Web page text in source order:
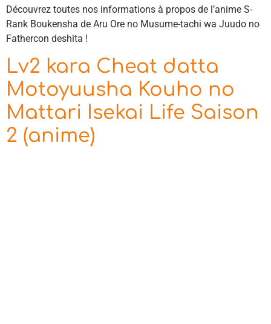
Découvrez toutes nos informations à propos de l’anime S-
Rank Boukensha de Aru Ore no Musume-tachi wa Juudo no
Fathercon deshita !
Lv2 kara Cheat datta
Motoyuusha Kouho no
Mattari Isekai Life Saison
2 (anime)